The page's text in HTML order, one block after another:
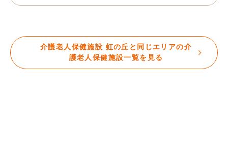
介護老人保健施設 虹の丘と同じエリアの介
護老人保健施設一覧を見る